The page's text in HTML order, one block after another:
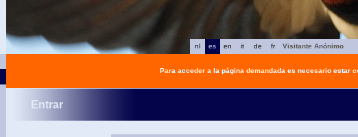
fr
de
it
en
es
nl
Visitante Anónimo
Para acceder a la página demandada es necesario estar
Entrar